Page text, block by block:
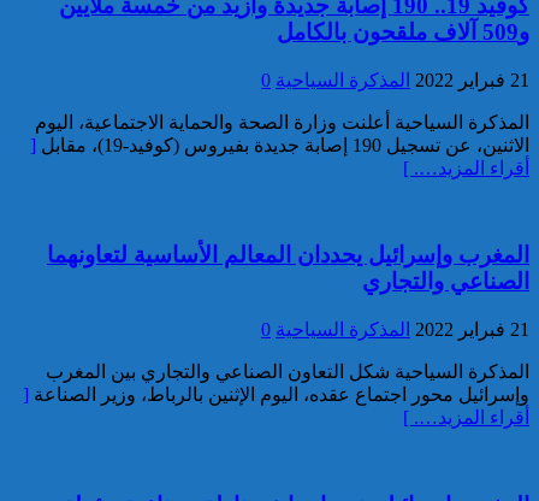
تحول الإرهاب الرقمي بعد تفكيك
خلية داعشية بتطوان
تركيا:القضاء يأمر بحبس رئيس
بلدية إسطنبول على ذمة التحقيق
كوفيد 19.. 190 إصابة جديدة وأزيد من خمسة ملايين
و509 آلاف ملقحون بالكامل
21 فبراير 2022 المذكرة السياحية 0
المذكرة السياحية أعلنت وزارة الصحة والحماية الاجتماعية، اليوم
الاثنين، عن تسجيل 190 إصابة جديدة بفيروس (كوفيد-19)، مقابل
[
أقراء المزيد…. ]
المغرب وإسرائيل يحددان المعالم الأساسية لتعاونهما
الصناعي والتجاري
21 فبراير 2022 المذكرة السياحية 0
المذكرة السياحية شكل التعاون الصناعي والتجاري بين المغرب
وإسرائيل محور اجتماع عقده، اليوم الإثنين بالرباط، وزير الصناعة [
أقراء المزيد…. ]